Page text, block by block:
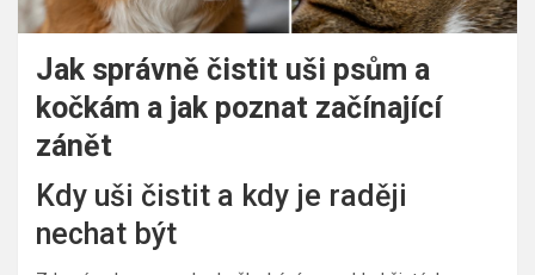
Jak správně čistit uši psům a
kočkám a jak poznat začínající
zánět
Kdy uši čistit a kdy je raději
nechat být